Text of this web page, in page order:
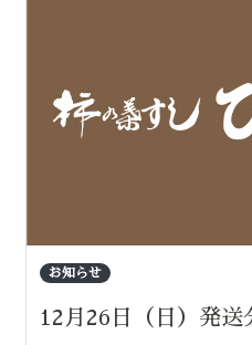
お知らせ
12月26日（日）発送